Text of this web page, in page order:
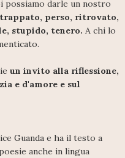
possiamo darle un nostro
perso, ritrovato,
stupido, tenero. A chi lo
un invito alla riflessione,
e d'amore e sul
Guanda e ha il testo a
anche in lingua